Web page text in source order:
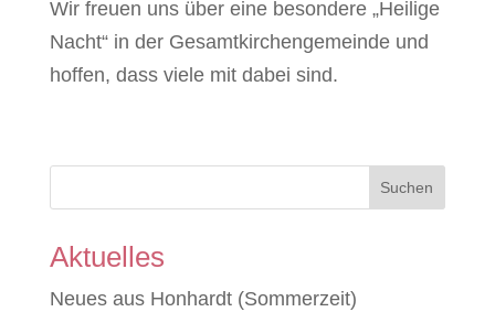
Wir freuen uns über eine besondere „Heilige
Nacht“ in der Gesamtkirchengemeinde und
hoffen, dass viele mit dabei sind.
Suchen
Aktuelles
Neues aus Honhardt (Sommerzeit)